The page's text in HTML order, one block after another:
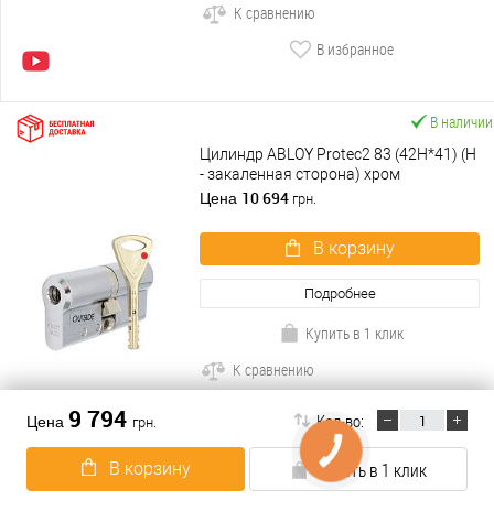
Цена 9 794 грн. Кол-во:
В корзину Купить в 1 клик
К сравнению
В избранное
В наличии
Цилиндр ABLOY Protec2 83 (42H*41) (H
- закаленная сторона) хром
полированный
Цена 10 694 грн.
В корзину
Подробнее
Купить в 1 клик
К сравнению
В избранное